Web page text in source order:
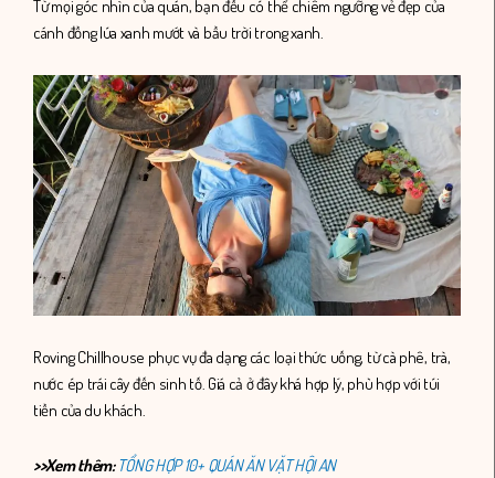
Từ mọi góc nhìn của quán, bạn đều có thể chiêm ngưỡng vẻ đẹp của
cánh đồng lúa xanh mướt và bầu trời trong xanh.
Roving Chillhouse phục vụ đa dạng các loại thức uống, từ cà phê, trà,
nước ép trái cây đến sinh tố. Giá cả ở đây khá hợp lý, phù hợp với túi
tiền của du khách.
>>Xem thêm: TỔNG HỢP 10+ QUÁN ĂN VẶT HỘI AN